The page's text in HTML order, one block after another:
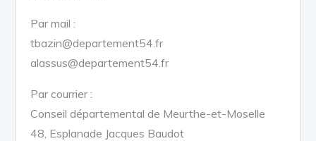
Par mail :
tbazin@departement54.fr
alassus@departement54.fr
Par courrier :
Conseil départemental de Meurthe-et-Moselle
48, Esplanade Jacques Baudot